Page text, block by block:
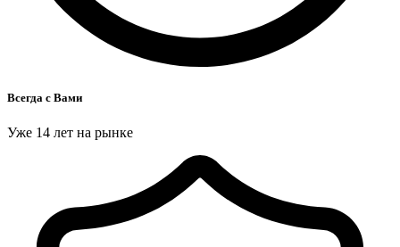
Всегда с Вами
Уже 14 лет на рынке